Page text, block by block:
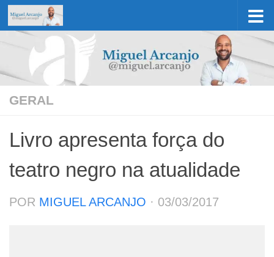
Skip to content
GERAL
Livro apresenta força do
teatro negro na atualidade
POR MIGUEL ARCANJO · 03/03/2017